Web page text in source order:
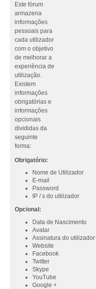
Este fórum
armazena
informações
pessoais para
cada utilizador
com o objetivo
de melhorar a
experiência de
utilização.
Existem
informações
obrigatórias e
informações
opcionais
divididas da
seguinte
forma:
Obrigatório:
Nome de Utilizador
E-mail
Password
IP / s do utilizador
Opcional:
Data de Nascimento
Avatar
Assinatura do utilizador
Website
Facebook
Twitter
Skype
YouTube
Google +